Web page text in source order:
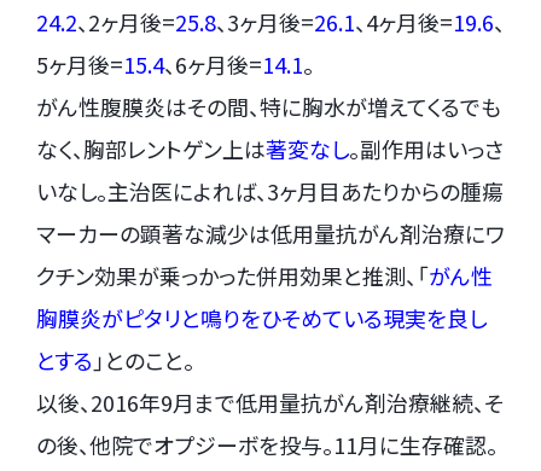
24.2、2ヶ月後=25.8、3ヶ月後=26.1、4ヶ月後=19.6、
5ヶ月後=15.4、6ヶ月後=14.1。
がん性腹膜炎はその間、特に胸水が増えてくるでも
なく、胸部レントゲン上は著変なし。副作用はいっさ
いなし。主治医によれば、3ヶ月目あたりからの腫瘍
マーカーの顕著な減少は低用量抗がん剤治療にワ
クチン効果が乗っかった併用効果と推測、「がん性
胸膜炎がピタリと鳴りをひそめている現実を良し
とする 」とのこと。
以後、2016年9月まで低用量抗がん剤治療継続、そ
の後、他院でオプジーボを投与。11月に生存確認。